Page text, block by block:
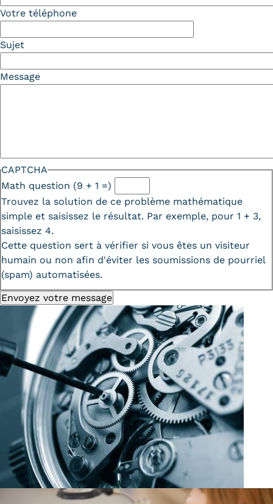
Votre téléphone
Sujet
Message
CAPTCHA
Math question (9 + 1 =)
Trouvez la solution de ce problème mathématique
simple et saisissez le résultat. Par exemple, pour 1 + 3,
saisissez 4.
Cette question sert à vérifier si vous êtes un visiteur
humain ou non afin d'éviter les soumissions de pourriel
(spam) automatisées.